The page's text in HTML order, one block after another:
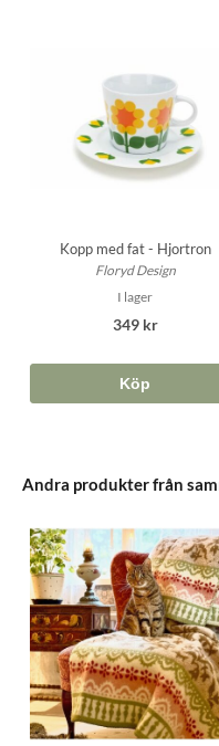
Kopp med fat - Hjortron
Floryd Design
I lager
349 kr
Köp
Andra produkter från